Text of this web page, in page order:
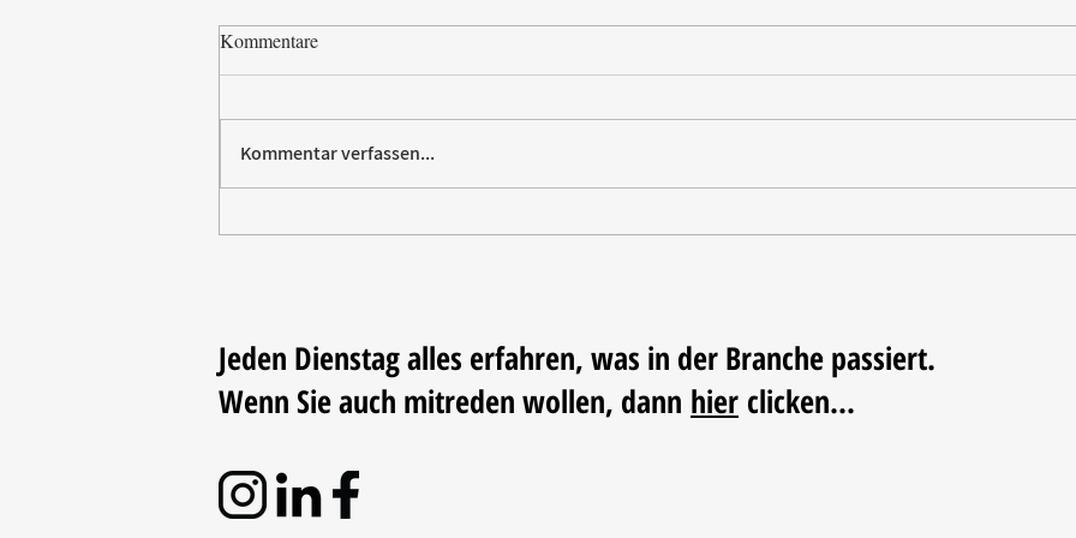
Paw Patrol erobert die
CADEAUX Leipzig zeigt
Vom
Kommentare
Kommentar verfassen...
Jeden Dienstag alles erfahren, was in der Branche passiert.
Wenn Sie auch mitreden wollen, dann hier clicken...